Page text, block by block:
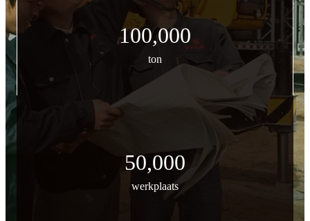
100,000
ton
50,000
werkplaats